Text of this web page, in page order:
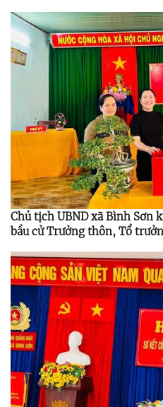
Chủ tịch UBND xã Bình Sơn
bầu cử Trưởng thôn, Tổ